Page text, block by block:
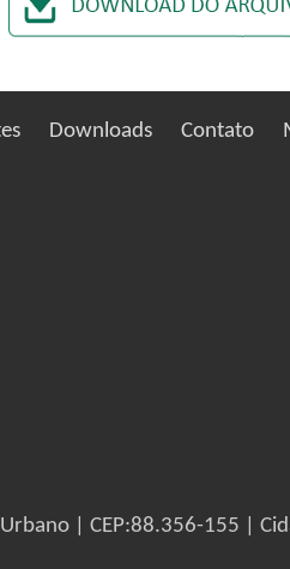
Downloads Contato
| CEP:88.356-155 |